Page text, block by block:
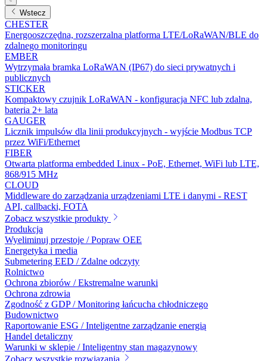
Wstecz
CHESTER
Energooszczędna, rozszerzalna platforma LTE/LoRaWAN/BLE do
zdalnego monitoringu
EMBER
Wytrzymała bramka LoRaWAN (IP67) do sieci prywatnych i
publicznych
STICKER
Kompaktowy czujnik LoRaWAN - konfiguracja NFC lub zdalna,
bateria 2+ lata
GAUGER
Licznik impulsów dla linii produkcyjnych - wyjście Modbus TCP
przez WiFi/Ethernet
FIBER
Otwarta platforma embedded Linux - PoE, Ethernet, WiFi lub LTE,
868/915 MHz
CLOUD
Middleware do zarządzania urządzeniami LTE i danymi - REST
API, callbacki, FOTA
Zobacz wszystkie produkty
Produkcja
Wyeliminuj przestoje / Popraw OEE
Energetyka i media
Submetering EED / Zdalne odczyty
Rolnictwo
Ochrona zbiorów / Ekstremalne warunki
Ochrona zdrowia
Zgodność z GDP / Monitoring łańcucha chłodniczego
Budownictwo
Raportowanie ESG / Inteligentne zarządzanie energią
Handel detaliczny
Warunki w sklepie / Inteligentny stan magazynowy
Zobacz wszystkie rozwiązania